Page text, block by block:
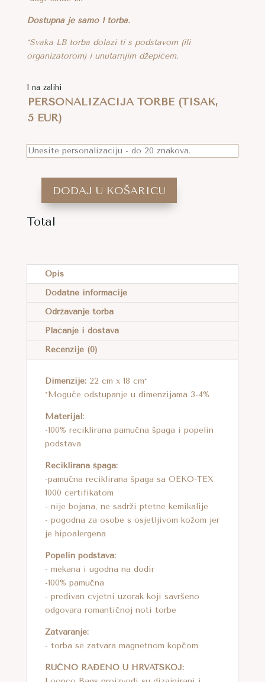
Dostupna je samo 1 torba.
*Svaka LB torba dolazi ti s podstavom (ili
organizatorom) i unutarnjim džepićem.
1 na zalihi
PERSONALIZACIJA TORBE (TISAK,
5 EUR)
MAŠA
HEKLANA
U
NARANČASTOJ
BOJI
KOLIČINA
DODAJ U KOŠARICU
Total
T
E
R
Opis
Dodatne informacije
Održavanje torba
Plaćanje i dostava
Recenzije (0)
Dimenzije:22 cm x 18 cm*
*Moguće odstupanje u dimenzijama 3-4%
Materijal:
-100% reciklirana pamučna špaga i popelin
podstava
Reciklirana špaga:
-pamučna reciklirana špaga sa OEKO-TEX
1000 certifikatom
- nije bojana, ne sadrži ptetne kemikalije
- pogodna za osobe s osjetljivom kožom jer
je hipoalergena
Popelin podstava:
- mekana i ugodna na dodir
-100% pamučna
- predivan cvjetni uzorak koji savršeno
odgovara romantičnoj noti torbe
Zatvaranje:
- torba se zatvara magnetnom kopčom
RUČNO RAĐENO U HRVATSKOJ: